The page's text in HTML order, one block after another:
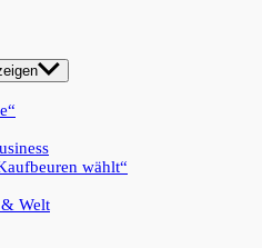
wählt“
Welt